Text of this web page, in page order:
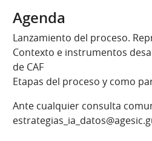
Agenda
Lanzamiento del proceso.
Contexto e instrumentos
de CAF
Etapas del proceso y como
Ante cualquier consulta